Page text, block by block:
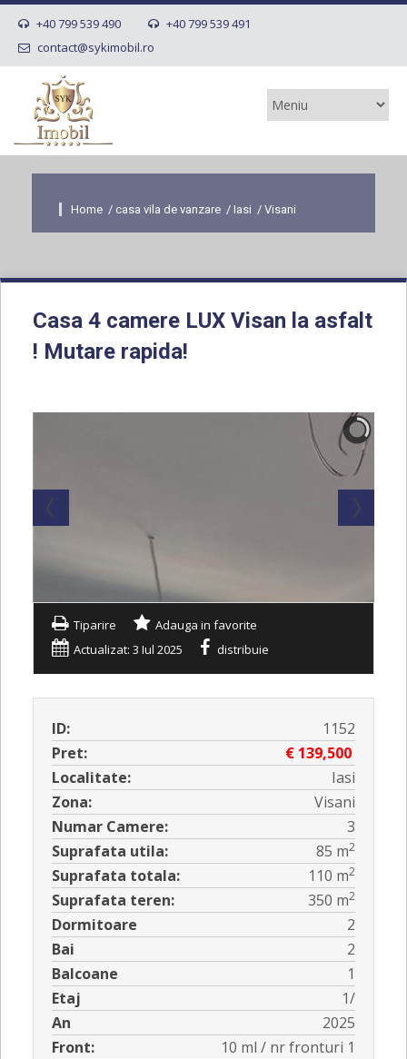
+40 799 539 490
+40 799 539 491
contact@sykimobil.ro
Home / casa vila de vanzare / Iasi / Visani
Casa 4 camere LUX Visan la asfalt
! Mutare rapida!
Tiparire
Adauga in favorite
Actualizat: 3 Iul 2025
distribuie
ID:
1152
Pret:
€ 139,500
Localitate:
Iasi
Zona:
Visani
Numar Camere:
3
Suprafata utila:
85 m2
Suprafata totala: 110 m2
Suprafata teren: 350 m2
Dormitoare
2
Bai
2
Balcoane
1
Etaj
1/
An
2025
Front:
10 ml / nr fronturi 1